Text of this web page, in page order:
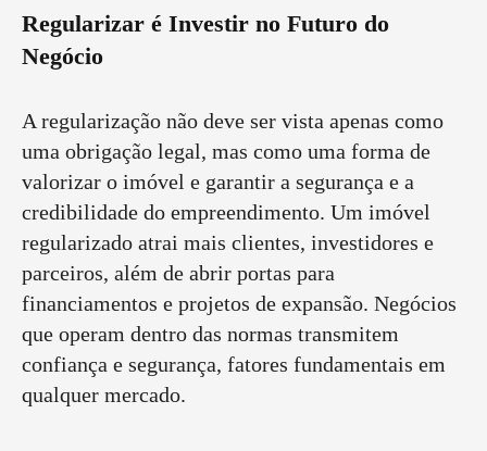
Regularizar é Investir no Futuro do
Negócio
A regularização não deve ser vista apenas como
uma obrigação legal, mas como uma forma de
valorizar o imóvel e garantir a segurança e a
credibilidade do empreendimento. Um imóvel
regularizado atrai mais clientes, investidores e
parceiros, além de abrir portas para
financiamentos e projetos de expansão. Negócios
que operam dentro das normas transmitem
confiança e segurança, fatores fundamentais em
qualquer mercado.